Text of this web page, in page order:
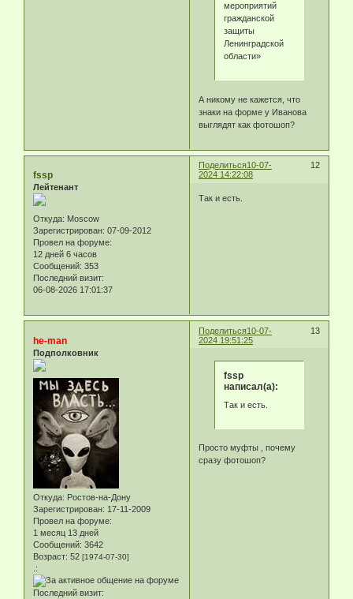
мероприятий
гражданской
защиты
Ленинградской
области»
А никому не кажется, что
знаки на форме у Иванова
выглядят как фотошоп?
Поделиться 12
10-07-
2024 14:22:08
fssp
Лейтенант
Откуда: Moscow
Зарегистрирован: 07-09-2012
Провел на форуме:
12 дней 6 часов
Сообщений: 353
Последний визит:
06-08-2026 17:01:37
Так и есть.
Поделиться 13
10-07-
2024 19:51:25
he-man
Подполковник
Откуда: Ростов-на-Дону
Зарегистрирован: 17-11-2009
Провел на форуме:
1 месяц 13 дней
Сообщений: 3642
Возраст: 52 [1974-07-30]
.:
Последний визит:
fssp
написал(а):
Так и есть.
Просто муфты , почему
сразу фотошоп?